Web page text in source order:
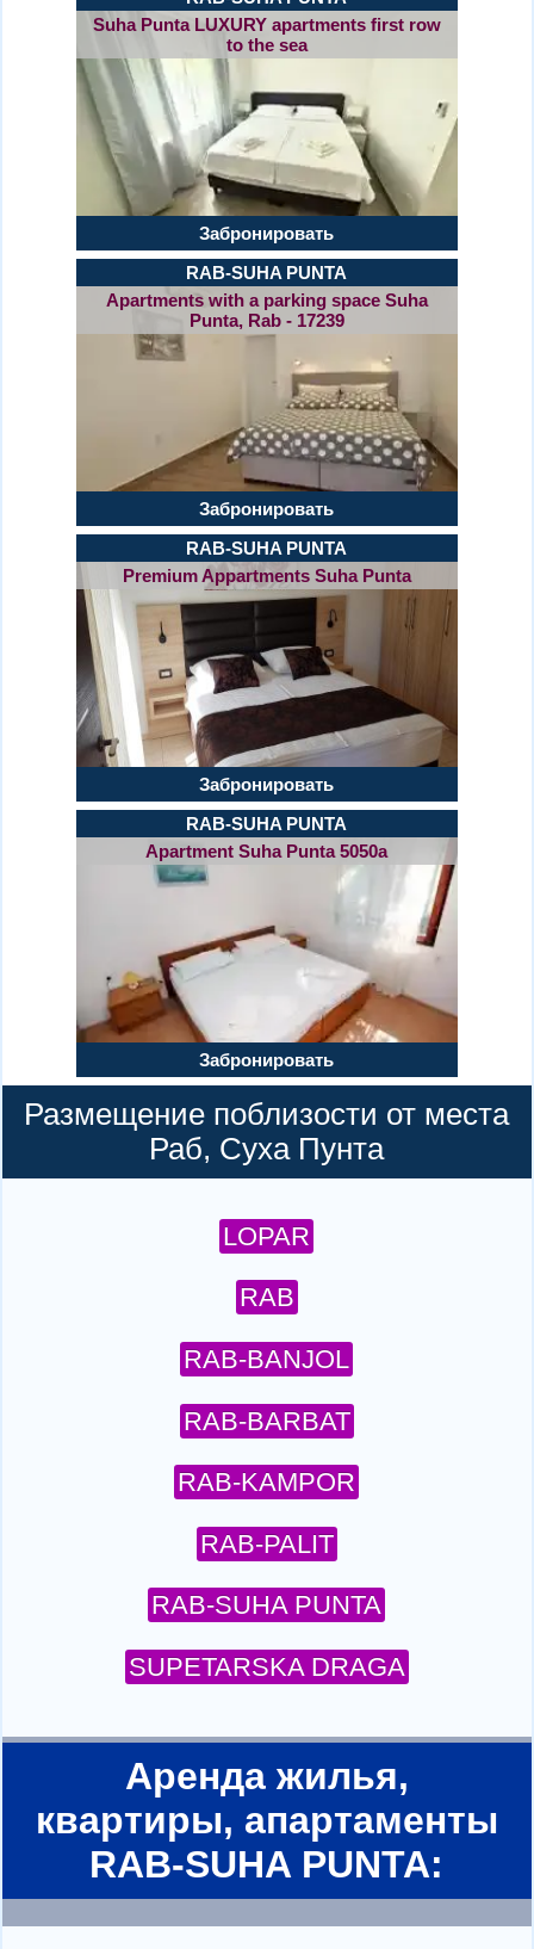
Suha Punta LUXURY apartments first row
to the sea
Забронировать
RAB-SUHA PUNTA
Apartments with a parking space Suha
Punta, Rab - 17239
Забронировать
RAB-SUHA PUNTA
Premium Appartments Suha Punta
Забронировать
RAB-SUHA PUNTA
Apartment Suha Punta 5050a
Забронировать
Размещение поблизости от места
Раб, Суха Пунта
LOPAR
RAB
RAB-BANJOL
RAB-BARBAT
RAB-KAMPOR
RAB-PALIT
RAB-SUHA PUNTA
SUPETARSKA DRAGA
Аренда жилья,
квартиры, апартаменты
RAB-SUHA PUNTA: